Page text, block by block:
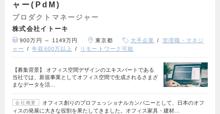
ャー(PdM)
プロダクトマネージャー
株式会社イトーキ
900万円 ～ 1149万円 東京都 大手企業
管理職・マネジ
ャー
年収600万以上 リモートワーク可能
【募集背景】 オフィス空間デザインのエキスパートである
当社では、新規事業としてオフィス空間で生成されるさまざ
まなデータを活…
会社概要
オフィス創りのプロフェッショナルカンパニーとして、日本のオフ
ィスの発展に大きな役割を果たしてきました。オフィス家具・建材…